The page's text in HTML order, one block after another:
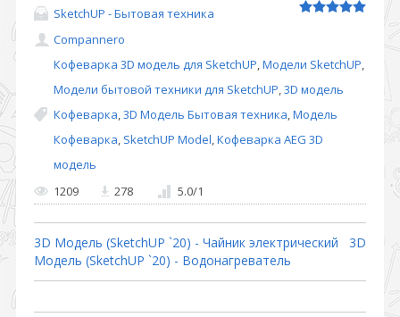
SketchUP - Бытовая техника
Compannero
Кофеварка 3D модель для SketchUP,Модели SketchUP,
Модели бытовой техники для SketchUP,3D модель
Кофеварка,3D Модель Бытовая техника,Модель
Кофеварка, SketchUP Model,Кофеварка AEG 3D
модель
1209
278 5.0/1
3D Модель (SketchUP `20) - Чайник электрический
3D
Модель (SketchUP `20) - Водонагреватель